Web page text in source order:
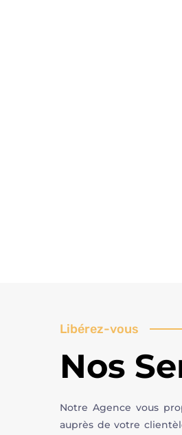
Libérez-vous
Nos
Notre Agence vous
auprès de votre